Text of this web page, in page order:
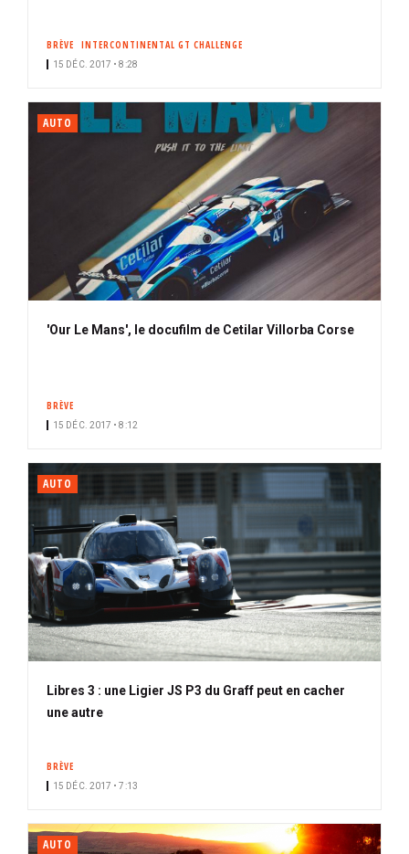
BRÈVE INTERCONTINENTAL GT CHALLENGE
15 DÉC. 2017 • 8:28
AUTO
'Our Le Mans', le docufilm de Cetilar Villorba Corse
BRÈVE
15 DÉC. 2017 • 8:12
AUTO
Libres 3 : une Ligier JS P3 du Graff peut en cacher
une autre
BRÈVE
15 DÉC. 2017 • 7:13
AUTO